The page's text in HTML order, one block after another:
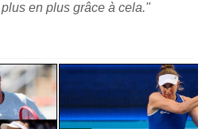
en plus grâce à cela."